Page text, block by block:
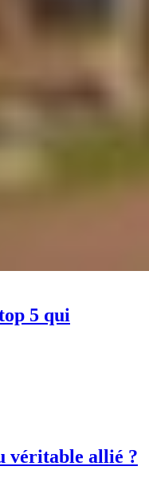
5 qui
véritable allié ?